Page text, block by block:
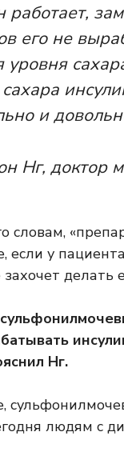
работает,
его не
уровня
и
Нг, доктор
словам,
если у
Нг.
людям с